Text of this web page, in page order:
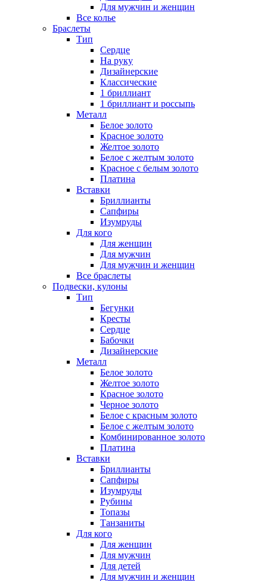
Для мужчин и женщин
Все колье
Браслеты
Тип
Сердце
На руку
Дизайнерские
Классические
1 бриллиант
1 бриллиант и россыпь
Металл
Белое золото
Красное золото
Желтое золото
Белое с желтым золото
Красное с белым золото
Платина
Вставки
Бриллианты
Сапфиры
Изумруды
Для кого
Для женщин
Для мужчин
Для мужчин и женщин
Все браслеты
Подвески, кулоны
Тип
Бегунки
Кресты
Сердце
Бабочки
Дизайнерские
Металл
Белое золото
Желтое золото
Красное золото
Черное золото
Белое с красным золото
Белое с желтым золото
Комбинированное золото
Платина
Вставки
Бриллианты
Сапфиры
Изумруды
Рубины
Топазы
Танзаниты
Для кого
Для женщин
Для мужчин
Для детей
Для мужчин и женщин